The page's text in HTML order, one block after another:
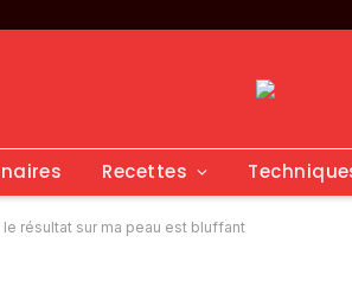
Recettes
résultat sur ma peau est bluffant